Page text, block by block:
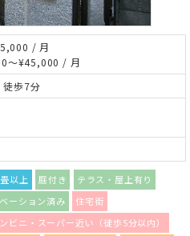
/ 月
～¥45,000 / 月
徒歩7分
以上 庭付き
テラス・屋上有り
ーション済み
住宅街
ビニ・スーパー近い（徒歩5分以内）